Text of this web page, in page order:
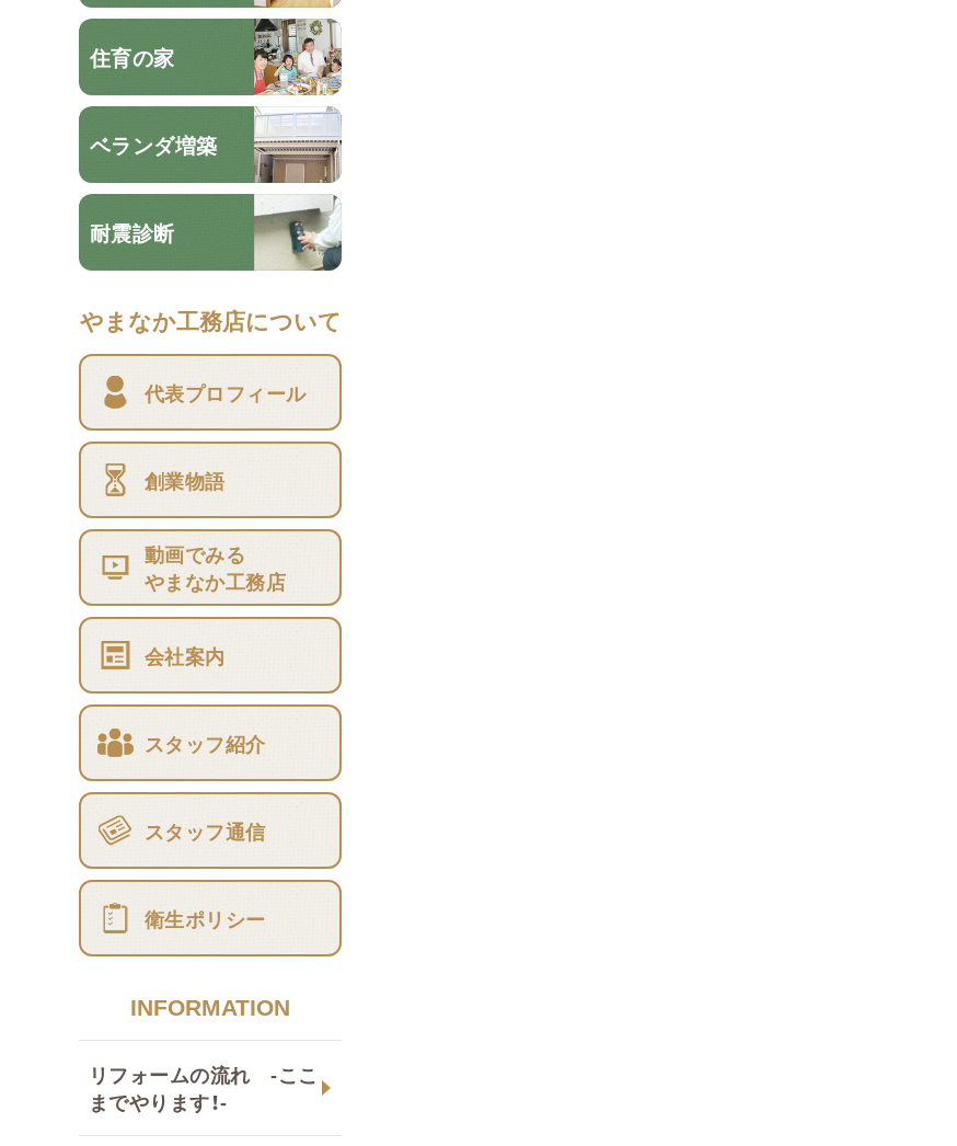
住育の家
ベランダ増築
耐震診断
やまなか工務店について
代表プロフィール
創業物語
動画でみる
やまなか工務店
会社案内
スタッフ紹介
スタッフ通信
衛生ポリシー
INFORMATION
リフォームの流れ -ここ
までやります！-